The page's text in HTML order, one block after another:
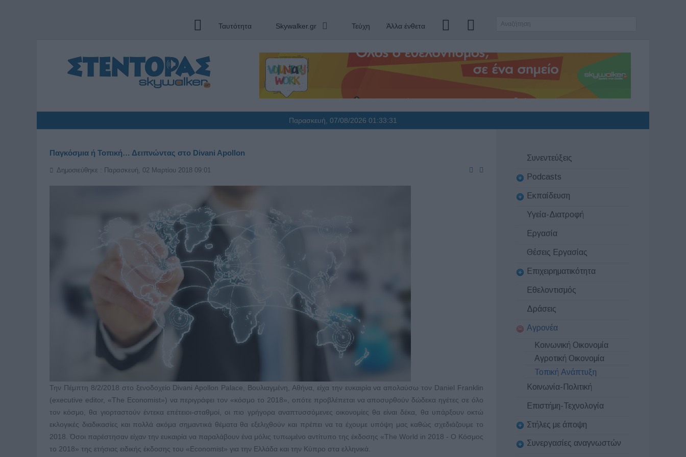
Ταυτότητα Skywalker.gr Τεύχη Άλλα ένθετα
Παρασκευή, 07/08/2026 01:33:32
Παγκόσμια ή Τοπική… Δειπνώντας στο Divani Apollon
Δημοσιεύθηκε : Παρασκευή, 02 Μαρτίου 2018 09:01
Την Πέμπτη 8/2/2018 στο ξενοδοχείο Divani Apollon Palace, Βουλιαγμένη, Αθήνα, είχα την ευκαιρία να απολαύσω τον Daniel Franklin
(executive editor, «The Economist») να περιγράφει τον «κόσμο το 2018», οπότε προβλέπεται να αποσυρθούν δώδεκα ηγέτες σε όλο
τον κόσμο, θα γιορταστούν έντεκα επέτειοι-σταθμοί, οι πιο γρήγορα αναπτυσσόμενες οικονομίες θα είναι δέκα, θα υπάρξουν οκτώ
εκλογικές διαδικασίες και πολλά ακόμα σημαντικά θέματα θα εξελιχθούν και πρέπει να τα έχουμε υπόψη μας καθώς σχεδιάζουμε το
2018. Όσοι παρέστησαν είχαν την ευκαιρία να παραλάβουν ένα μόλις τυπωμένο αντίτυπο της έκδοσης «The World in 2018 - Ο Κόσμος
το 2018» της ετήσιας ειδικής έκδοσης του «Economist» για την Ελλάδα και την Κύπρο στα ελληνικά.
Συνεντεύξεις
Podcasts
Εκπαίδευση
Υγεία-Διατροφή
Εργασία
Θέσεις Εργασίας
Επιχειρηματικότητα
Εθελοντισμός
Δράσεις
Αγρονέα
Κοινωνική Οικονομία
Αγροτική Οικονομία
Τοπική Ανάπτυξη
Κοινωνία-Πολιτική
Επιστήμη-Τεχνολογία
Στήλες με άποψη
Συνεργασίες αναγνωστών